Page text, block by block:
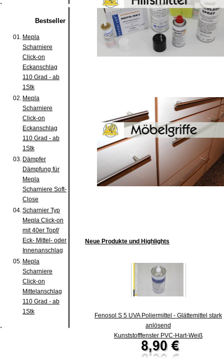
Bestseller
01. Mepla
Scharniere
Click-on
Eckanschlag
110 Grad - ab
1Stk
02. Mepla
Scharniere
Click-on
Eckanschlag
110 Grad - ab
1Stk
03. Dämpfer
Dämpfung für
Mepla
Scharniere Soft-
Close
04.Scharnier Typ
Mepla Click-on
mit 40er Topf/
Eck- Mittel- oder
Innenanschlag
05. Mepla
Scharniere
Click-on
Mittelanschlag
110 Grad - ab
1Stk
Neue Produkte und Highlights
Fenosol S 5 UVA Poliermittel - Glättemittel stark
anlösend
Kunststofffenster PVC-Hart-Weiß